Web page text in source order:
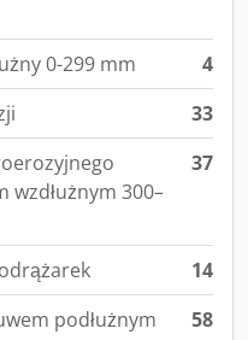
0-299 mm
4
33
wzdłużnym 300–
37
14
podłużnym
58